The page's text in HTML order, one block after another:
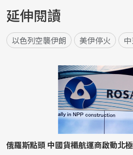
延伸閱讀
以色列空襲伊朗 美伊停火
俄羅斯點頭 中國貨櫃航運商啟動北